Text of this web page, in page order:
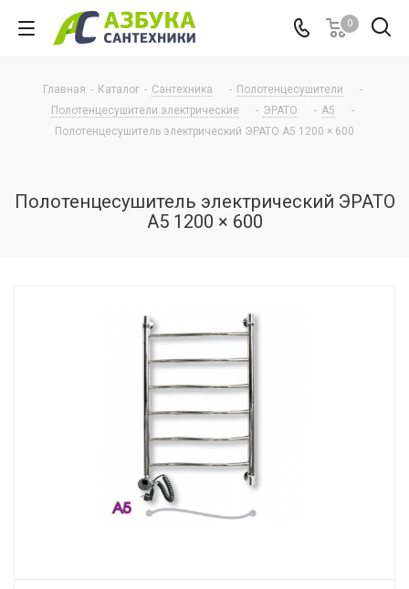
0
Главная - Каталог - Сантехника - Полотенцесушители
-
Полотенцесушители электрические
- ЭРАТО - А5
-
Полотенцесушитель электрический ЭРАТО А5 1200 × 600
Полотенцесушитель электрический ЭРАТО
А5 1200 × 600